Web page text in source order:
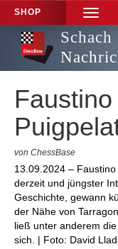
SHOP
TOGGLE
Schach
von ChessBase
13.09.2024 –
derzeit und jüngster
Geschichte, gewann
der Nähe von
ließ unter anderem
sich. | Foto: David